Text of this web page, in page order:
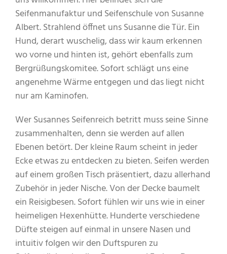
Seifenmanufaktur und Seifenschule von Susanne
Albert. Strahlend öffnet uns Susanne die Tür. Ein
Hund, derart wuschelig, dass wir kaum erkennen
wo vorne und hinten ist, gehört ebenfalls zum
Bergrüßungskomitee. Sofort schlägt uns eine
angenehme Wärme entgegen und das liegt nicht
nur am Kaminofen.
Wer Susannes Seifenreich betritt muss seine Sinne
zusammenhalten, denn sie werden auf allen
Ebenen betört. Der kleine Raum scheint in jeder
Ecke etwas zu entdecken zu bieten. Seifen werden
auf einem großen Tisch präsentiert, dazu allerhand
Zubehör in jeder Nische. Von der Decke baumelt
ein Reisigbesen. Sofort fühlen wir uns wie in einer
heimeligen Hexenhütte. Hunderte verschiedene
Düfte steigen auf einmal in unsere Nasen und
intuitiv folgen wir den Duftspuren zu